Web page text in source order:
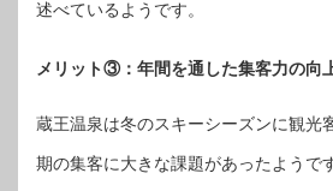
述べているようです。
メリット③：年間を通した集客力の向
蔵王温泉は冬のスキーシーズンに観光
期の集客に大きな課題があったようで